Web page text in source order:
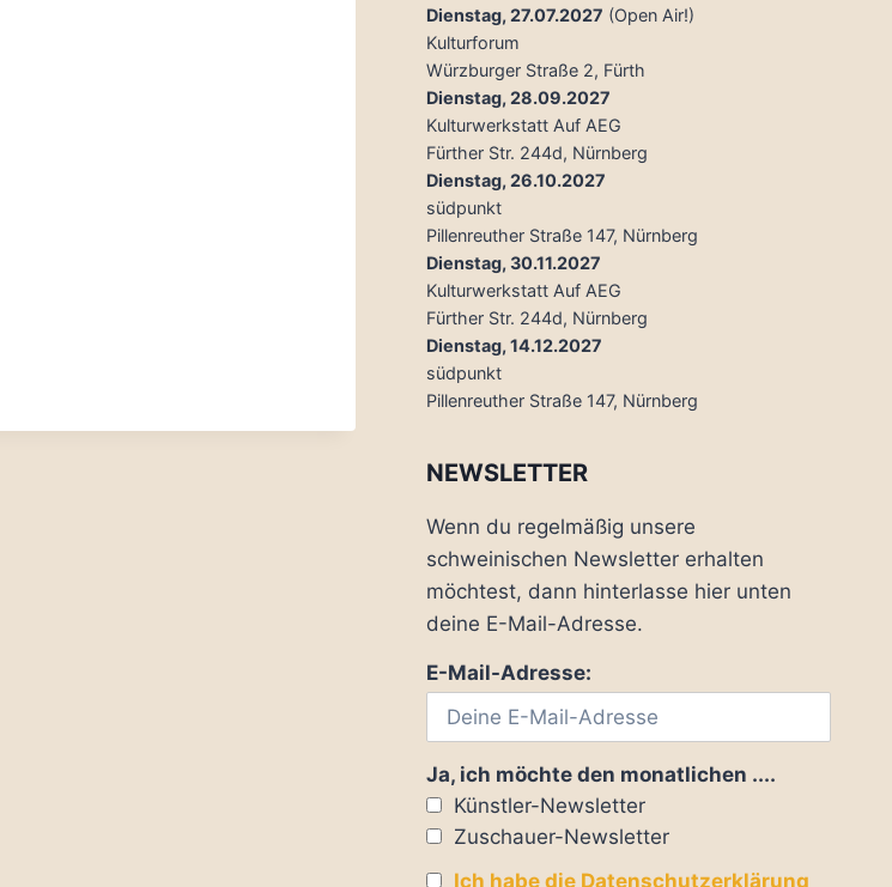
Dienstag, 27.07.2027 (Open Air!)
Kulturforum
Würzburger Straße 2, Fürth
Dienstag, 28.09.2027
Kulturwerkstatt Auf AEG
Fürther Str. 244d, Nürnberg
Dienstag, 26.10.2027
südpunkt
Pillenreuther Straße 147, Nürnberg
Dienstag, 30.11.2027
Kulturwerkstatt Auf AEG
Fürther Str. 244d, Nürnberg
Dienstag, 14.12.2027
südpunkt
Pillenreuther Straße 147, Nürnberg
NEWSLETTER
Wenn du regelmäßig unsere
schweinischen Newsletter erhalten
möchtest, dann hinterlasse hier unten
deine E-Mail-Adresse.
E-Mail-Adresse:
Ja, ich möchte den monatlichen ....
Künstler-Newsletter
Zuschauer-Newsletter
Ich habe die Datenschutzerklärung